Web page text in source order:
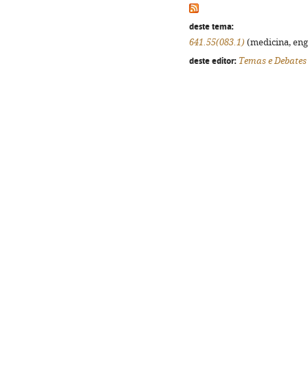
deste tema:
641.55(083.1) (medicina,
deste editor: Temas e Debates